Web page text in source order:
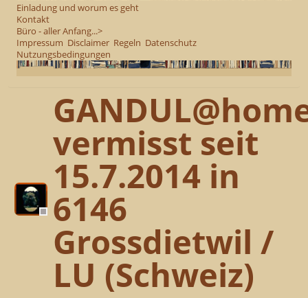
Einladung und worum es geht
Kontakt
Büro - aller Anfang...>
Impressum Disclaimer Regeln Datenschutz
Nutzungsbedingungen
vermisst seit
15.7.2014 in
6146
Grossdietwil /
LU (Schweiz)